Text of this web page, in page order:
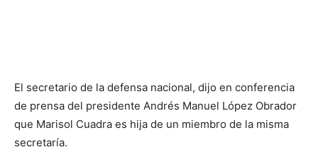
El secretario de la defensa nacional, dijo en conferencia
de prensa del presidente Andrés Manuel López Obrador
que Marisol Cuadra es hija de un miembro de la misma
secretaría.